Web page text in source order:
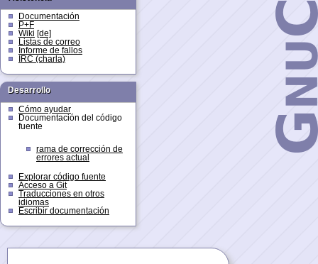
Documentación
P+F
Wiki [de]
Listas de correo
Informe de fallos
IRC (charla)
Desarrollo
Cómo ayudar
Documentación del código
fuente
rama de corrección de
errores actual
Explorar código fuente
Acceso a Git
Traducciones en otros
idiomas
Escribir documentación